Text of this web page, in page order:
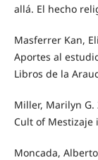
allá. El hecho
Masferrer Kan,
Aportes al
Libros de la
Miller, Marilyn G.
Cult of Mestizaje
Moncada,